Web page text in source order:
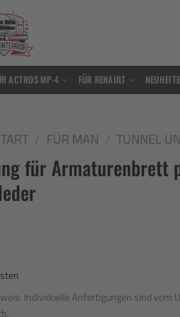
ACTROS MP-4 FÜR RENAULT
/ FÜR MAN / TUNNEL
für Armaturenbrett
Individuelle Anfertigungen sind vom